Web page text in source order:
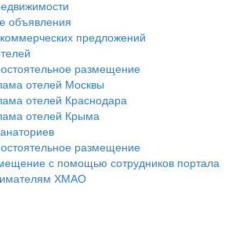
объявления
предложений
размещение
отелей Москвы
отелей Краснодара
отелей Крыма
размещение
с помощью сотрудников портала
ХМАО